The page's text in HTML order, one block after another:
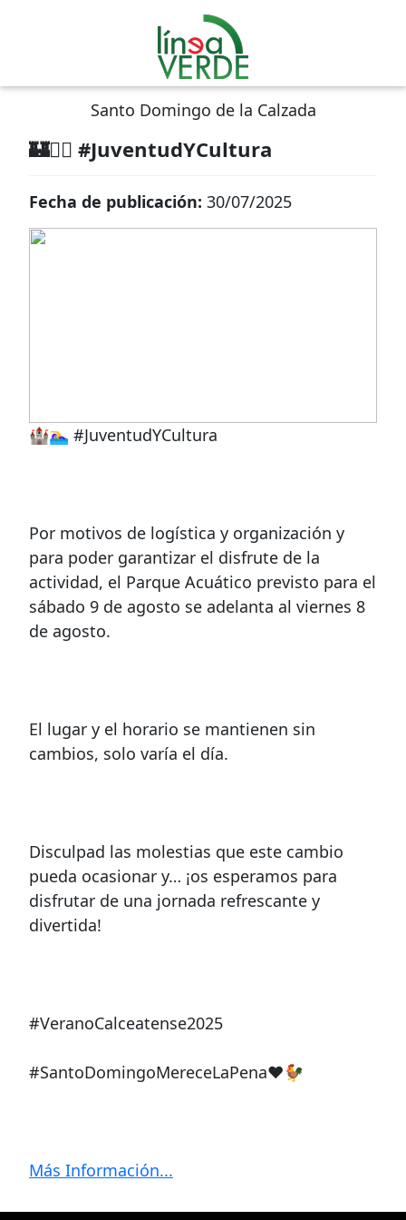
Santo Domingo de la Calzada
🏰🏊‍♀️ #JuventudYCultura
Fecha de publicación: 30/07/2025
🏰🏊‍♀️ #JuventudYCultura
Por motivos de logística y organización y
para poder garantizar el disfrute de la
actividad, el Parque Acuático previsto para el
sábado 9 de agosto se adelanta al viernes 8
de agosto.
El lugar y el horario se mantienen sin
cambios, solo varía el día.
Disculpad las molestias que este cambio
pueda ocasionar y… ¡os esperamos para
disfrutar de una jornada refrescante y
divertida!
#VeranoCalceatense2025
#SantoDomingoMereceLaPena❤️🐓
Más Información...